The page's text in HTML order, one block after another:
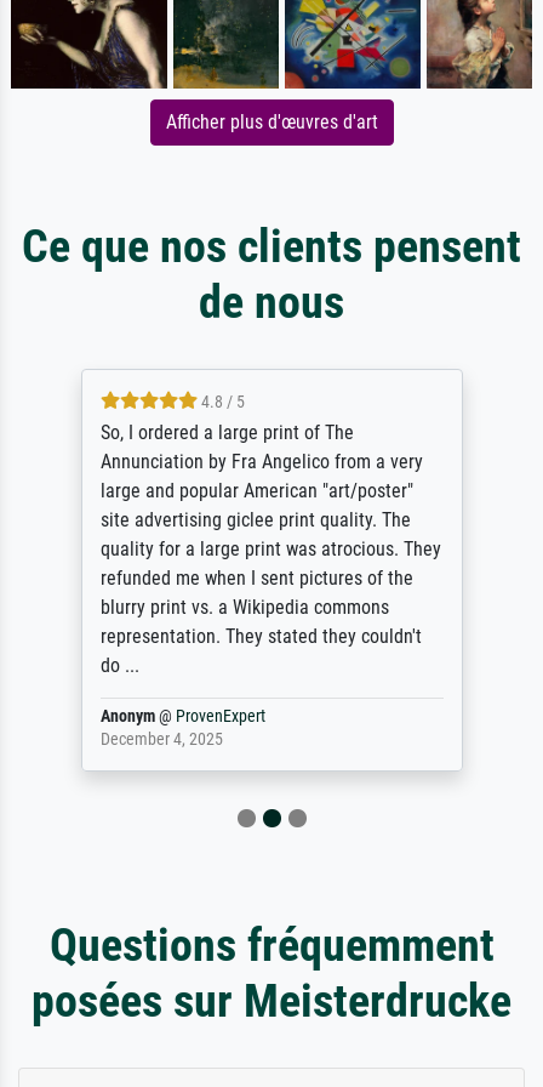
Afficher plus d'œuvres d'art
Ce que nos clients pensent
de nous
4.8 / 5
So, I ordered a large print of The
Annunciation by Fra Angelico from a very
large and popular American "art/poster"
site advertising giclee print quality. The
quality for a large print was atrocious. They
refunded me when I sent pictures of the
blurry print vs. a Wikipedia commons
representation. They stated they couldn't
do ...
Anonym@ ProvenExpert
December 4, 2025
Questions fréquemment
posées sur Meisterdrucke